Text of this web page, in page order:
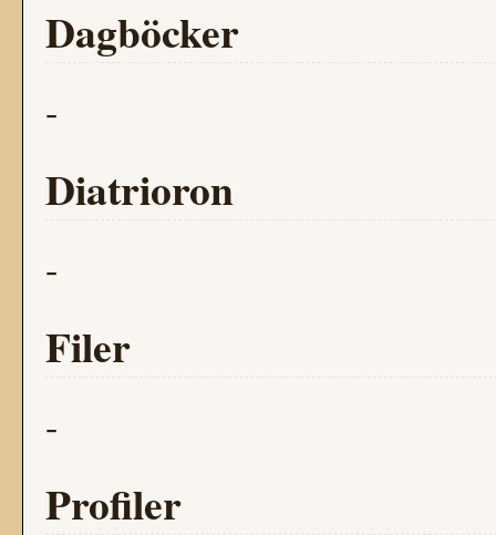
Dagböcker
-
Diatrioron
-
Filer
-
Profiler